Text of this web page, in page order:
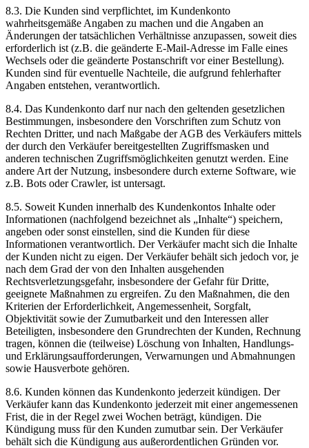
8.3. Die Kunden sind verpflichtet, im Kundenkonto
wahrheitsgemäße Angaben zu machen und die Angaben an
Änderungen der tatsächlichen Verhältnisse anzupassen, soweit dies
erforderlich ist (z.B. die geänderte E-Mail-Adresse im Falle eines
Wechsels oder die geänderte Postanschrift vor einer Bestellung).
Kunden sind für eventuelle Nachteile, die aufgrund fehlerhafter
Angaben entstehen, verantwortlich.
8.4. Das Kundenkonto darf nur nach den geltenden gesetzlichen
Bestimmungen, insbesondere den Vorschriften zum Schutz von
Rechten Dritter, und nach Maßgabe der AGB des Verkäufers mittels
der durch den Verkäufer bereitgestellten Zugriffsmasken und
anderen technischen Zugriffsmöglichkeiten genutzt werden. Eine
andere Art der Nutzung, insbesondere durch externe Software, wie
z.B. Bots oder Crawler, ist untersagt.
8.5. Soweit Kunden innerhalb des Kundenkontos Inhalte oder
Informationen (nachfolgend bezeichnet als „Inhalte“) speichern,
angeben oder sonst einstellen, sind die Kunden für diese
Informationen verantwortlich. Der Verkäufer macht sich die Inhalte
der Kunden nicht zu eigen. Der Verkäufer behält sich jedoch vor, je
nach dem Grad der von den Inhalten ausgehenden
Rechtsverletzungsgefahr, insbesondere der Gefahr für Dritte,
geeignete Maßnahmen zu ergreifen. Zu den Maßnahmen, die den
Kriterien der Erforderlichkeit, Angemessenheit, Sorgfalt,
Objektivität sowie der Zumutbarkeit und den Interessen aller
Beteiligten, insbesondere den Grundrechten der Kunden, Rechnung
tragen, können die (teilweise) Löschung von Inhalten, Handlungs-
und Erklärungsaufforderungen, Verwarnungen und Abmahnungen
sowie Hausverbote gehören.
8.6. Kunden können das Kundenkonto jederzeit kündigen. Der
Verkäufer kann das Kundenkonto jederzeit mit einer angemessenen
Frist, die in der Regel zwei Wochen beträgt, kündigen. Die
Kündigung muss für den Kunden zumutbar sein. Der Verkäufer
behält sich die Kündigung aus außerordentlichen Gründen vor.